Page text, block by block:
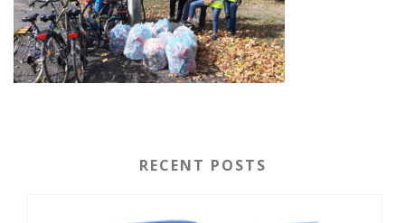
RECENT POSTS